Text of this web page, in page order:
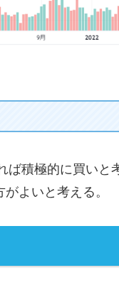
積極的に買いと
よいと考える。